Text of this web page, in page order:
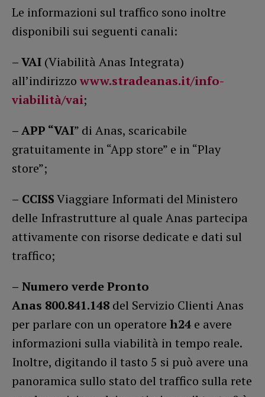
Le informazioni sul traffico sono inoltre
disponibili sui seguenti canali:
– VAI (Viabilità Anas Integrata)
all’indirizzo www.stradeanas.it/info-
viabilità/vai;
– APP “VAI” di Anas, scaricabile
gratuitamente in “App store” e in “Play
store”;
– CCISSViaggiare Informati del Ministero
delle Infrastrutture al quale Anas partecipa
attivamente con risorse dedicate e dati sul
traffico;
– Numero verde Pronto
Anas 800.841.148 del Servizio Clienti Anas
per parlare con un operatore h24 e avere
informazioni sulla viabilità in tempo reale.
Inoltre, digitando il tasto 5 si può avere una
panoramica sullo stato del traffico sulla rete